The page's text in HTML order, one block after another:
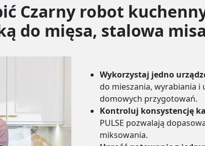
Czarny robot
do mięsa, stalowa
Wykorzystaj jedno
do mieszania, wyrabiania i
domowych przygotowań.
Kontroluj konsystencję
PULSE pozwalają
miksowania.